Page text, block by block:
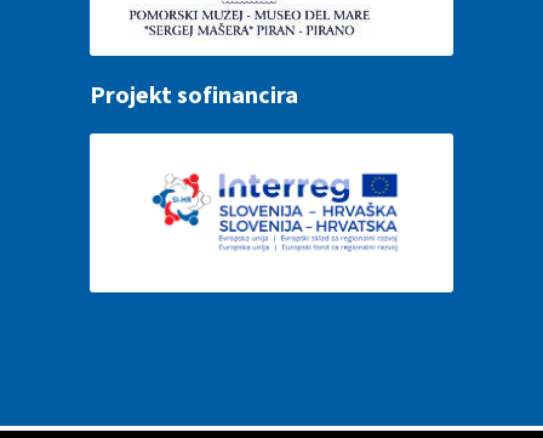
Projekt sofinancira